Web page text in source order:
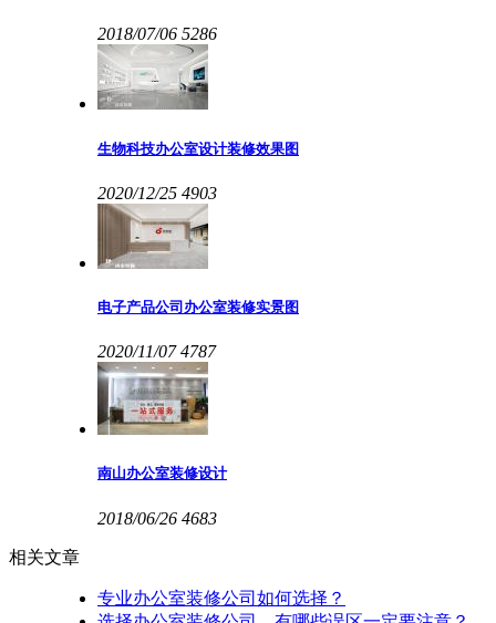
2018/07/06 5286
生物科技办公室设计装修效果图
2020/12/25 4903
电子产品公司办公室装修实景图
2020/11/07 4787
南山办公室装修设计
2018/06/26 4683
相关文章
专业办公室装修公司如何选择？